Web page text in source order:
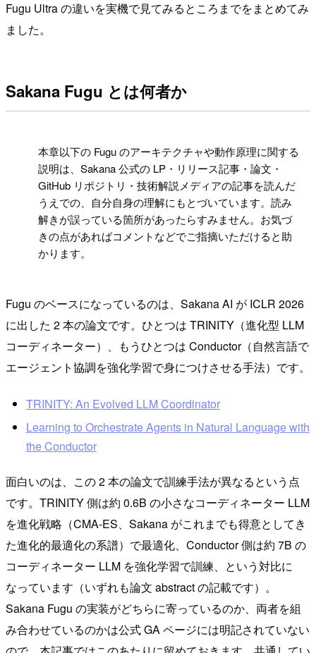
Fugu Ultra の違いを実機で見てみるところまでをまとめてみ
ました。
Sakana Fugu とは何者か
本章以下の Fugu のアーキテクチャや動作原理に関する
説明は、Sakana 公式の LP・リリース記事・論文・
GitHub リポジトリ・技術解説メディアの記事を読んだ
うえでの、自分自身の理解にもとづいています。読み
解きが誤っている箇所があったらすみません。お気づ
きの点があればコメントなどでご指摘いただけると助
かります。
Fugu のベースになっているのは、Sakana AI が ICLR 2026
に出した 2 本の論文です。ひとつは TRINITY（進化型 LLM
コーディネーター）、もうひとつは Conductor（自然言語で
エージェント協調を強化学習で身につけさせる手法）です。
TRINITY: An Evolved LLM Coordinator
Learning to Orchestrate Agents in Natural Language with
the Conductor
面白いのは、この 2 本の論文で訓練手法が異なるという点
です。TRINITY 側は約 0.6B の小さなコーディネーター LLM
を進化戦略（CMA-ES、Sakana がこれまでも得意としてき
た進化的最適化の系譜）で最適化、Conductor 側は約 7B の
コーディネーター LLM を強化学習で訓練、という対比に
なっています（いずれも論文 abstract の記載です）。
Sakana Fugu の実装がどちらに寄っているのか、両者を組
み合わせているのかは公式 GA ページには明記されていない